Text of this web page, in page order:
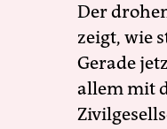
Der
zeigt, wie
Gerade
allem mit